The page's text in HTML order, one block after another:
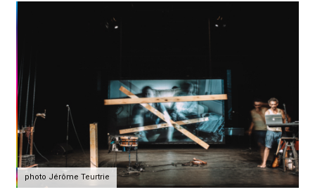
photo Jérôme Teurtrie